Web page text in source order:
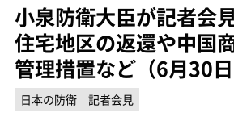
小泉防衛大臣が記者会
住宅地区の返還や中国
管理措置など（6月30日
日本の防衛
記者会見